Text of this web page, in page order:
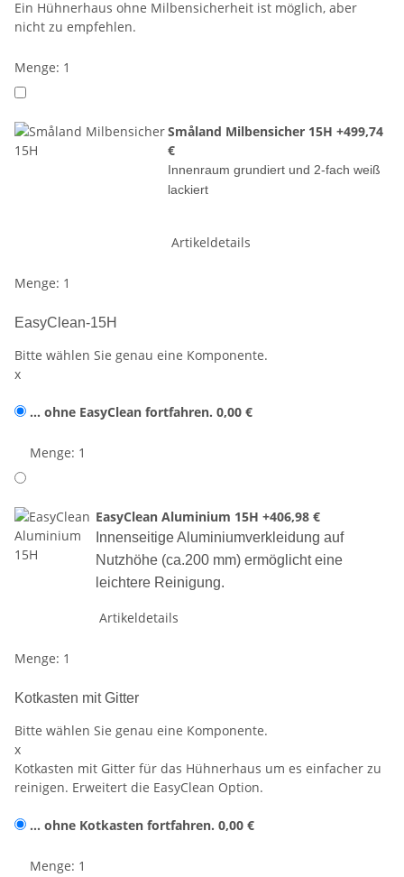
Ein Hühnerhaus ohne Milbensicherheit ist möglich, aber
nicht zu empfehlen.
Menge: 1
Småland Milbensicher 15H+499,74
€
Innenraum grundiert und 2-fach weiß
lackiert
Artikeldetails
Menge: 1
EasyClean-15H
Bitte wählen Sie genau eine Komponente.
x
... ohne EasyClean fortfahren. 0,00 €
Menge: 1
EasyClean Aluminium 15H +406,98 €
Innenseitige Aluminiumverkleidung auf
Nutzhöhe (ca.200 mm) ermöglicht eine
leichtere Reinigung.
Artikeldetails
Menge: 1
Kotkasten mit Gitter
Bitte wählen Sie genau eine Komponente.
x
Kotkasten mit Gitter für das Hühnerhaus um es einfacher zu
reinigen. Erweitert die EasyClean Option.
... ohne Kotkasten fortfahren. 0,00 €
Menge: 1